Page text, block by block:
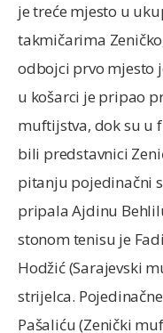
je treće mjesto u
takmičarima
odbojci prvo mjesto
u košarci je pripao
muftijstva, dok su u
bili predstavnici
pitanju pojedinačni
pripala Ajdinu
stonom tenisu je
Hodžić (Sarajevski
strijelca.
Pašaliću (Zenički